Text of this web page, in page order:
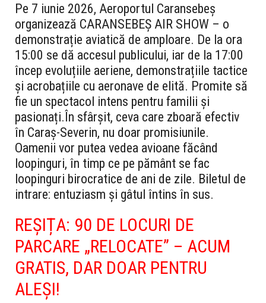
Pe 7 iunie 2026, Aeroportul Caransebeș
organizează CARANSEBEȘ AIR SHOW – o
demonstrație aviatică de amploare. De la ora
15:00 se dă accesul publicului, iar de la 17:00
încep evoluțiile aeriene, demonstrațiile tactice
și acrobațiile cu aeronave de elită. Promite să
fie un spectacol intens pentru familii și
pasionați.În sfârșit, ceva care zboară efectiv
în Caraș-Severin, nu doar promisiunile.
Oamenii vor putea vedea avioane făcând
loopinguri, în timp ce pe pământ se fac
loopinguri birocratice de ani de zile. Biletul de
intrare: entuziasm și gâtul întins în sus.
REȘIȚA: 90 DE LOCURI DE
PARCARE „RELOCATE” – ACUM
GRATIS, DAR DOAR PENTRU
ALEȘI!